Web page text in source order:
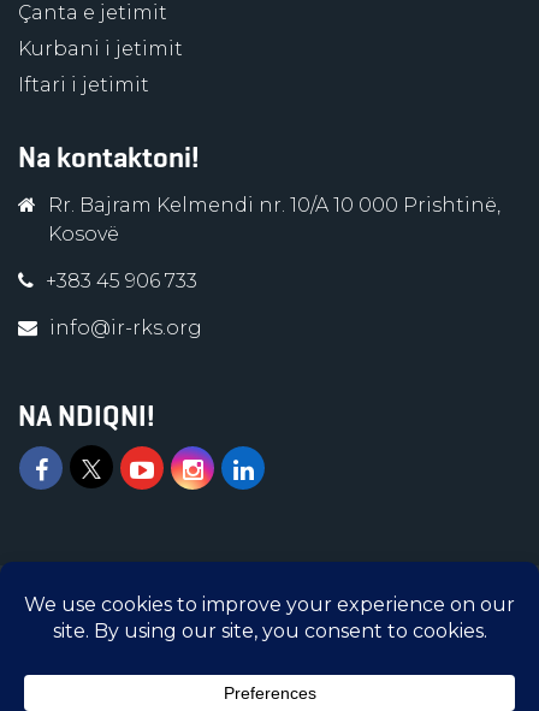
Çanta e jetimit
Kurbani i jetimit
Iftari i jetimit
Na kontaktoni!
Rr. Bajram Kelmendi nr. 10/A 10 000 Prishtinë,
Kosovë
+383 45 906 733
info@ir-rks.org
NA NDIQNI!
Islamic Relief © 2026 | Të gjitha të drejtat e
rezervuara | Islamic Relief Kosova është
Organizatë e regjistruar në Ministrinë e
Administratës Publike me numër regjistrimi